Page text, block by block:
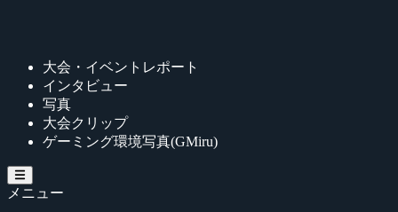
大会・イベントレポート
インタビュー
写真
大会クリップ
ゲーミング環境写真(GMiru)
メニュー